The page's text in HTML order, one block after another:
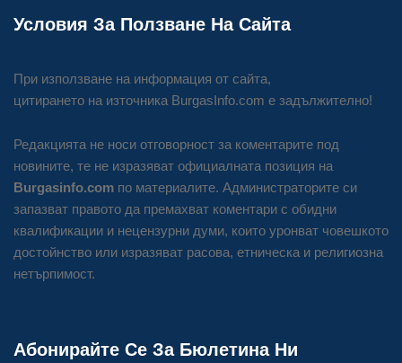
Условия За Ползване На Сайта
При използване на информация от сайта,
цитирането на източника BurgasInfo.com е задължително!
Редакцията не носи отговорност за коментарите под
новините, те не изразяват официалната позиция на
Burgasinfo.com по материалите. Администраторите си
запазват правото да премахват коментари с обидни
квалификации и нецензурни думи, които уронват човешкото
достойнство или изразяват расова, етническа и религиозна
нетърпимост.
Абонирайте Се За Бюлетина Ни